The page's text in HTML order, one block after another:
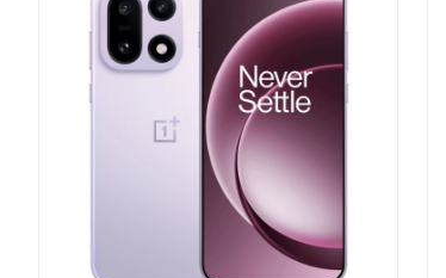
Товар под заказ